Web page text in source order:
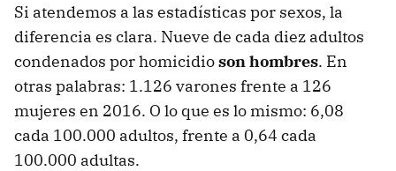
Si atendemos a las estadísticas por sexos, la
diferencia es clara. Nueve de cada diez adultos
condenados por homicidioson hombres. En
otras palabras: 1.126 varones frente a 126
mujeres en 2016. O lo que es lo mismo: 6,08
cada 100.000 adultos, frente a 0,64 cada
100.000 adultas.